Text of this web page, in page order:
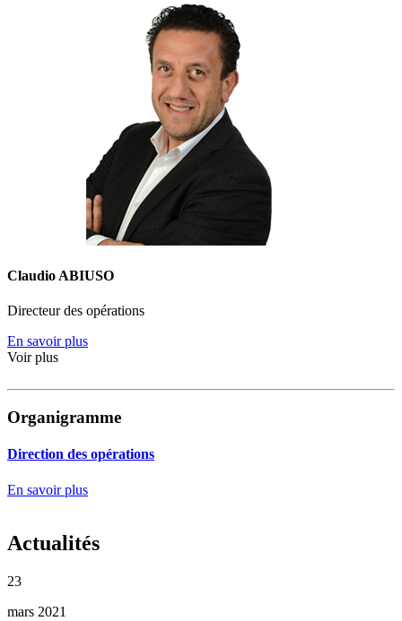
Claudio ABIUSO
Directeur des opérations
En savoir plus
Voir plus
Organigramme
Direction des opérations
En savoir plus
Actualités
23
mars 2021